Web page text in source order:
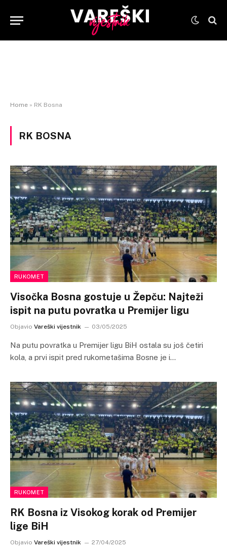
Home » RK Bosna
RK BOSNA
RUKOMET
Visočka Bosna gostuje u Žepču: Najteži
ispit na putu povratka u Premijer ligu
Objavio Vareški vijestnik 03/05/2025
Na putu povratka u Premijer ligu BiH ostala su još četiri
kola, a prvi ispit pred rukometašima Bosne je i…
RUKOMET
RK Bosna iz Visokog korak od Premijer
lige BiH
Objavio Vareški vijestnik 27/04/2025